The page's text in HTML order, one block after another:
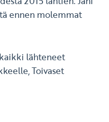
ennen molemmat
lähteneet
Toivaset